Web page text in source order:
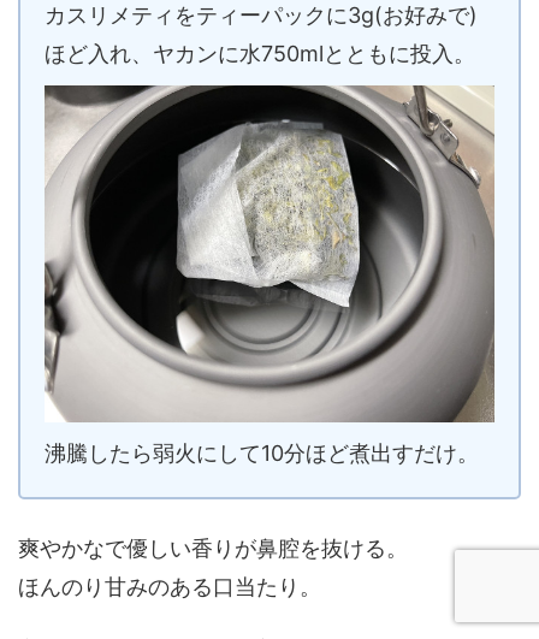
カスリメティをティーパックに3g(お好みで)
ほど入れ、ヤカンに水750mlとともに投入。
沸騰したら弱火にして10分ほど煮出すだけ。
爽やかなで優しい香りが鼻腔を抜ける。
ほんのり甘みのある口当たり。